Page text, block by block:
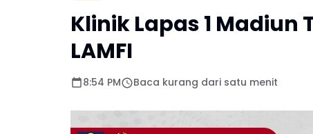
Klinik Lapas 1 Madiun
LAMFI
8:54 PM Baca kurang dari satu menit